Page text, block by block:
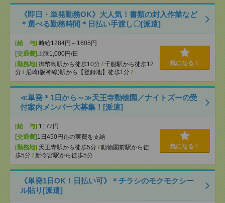
《即日・単発勤務OK》大人気！書類の封入作業など
＊選べる勤務時間＊日払い手渡し〇[派遣]
[給 与] 時給1284円～1605円
[交通費] 上限1,000円/日
[勤務地] 御幣島駅から徒歩10分 / 千船駅から徒歩12
分 / 尼崎(阪神線)駅から【登録地】徒歩1分 / …
気になる！
≪単発＊1日から～≫天王寺動物園／ナイトズーの受
付案内メンバー大募集！[派遣]
[給 与] 1177円
[交通費] 1日450円迄の実費を支給
[勤務地] 天王寺駅から徒歩5分 / 動物園前駅から徒
歩5分 / 新今宮駅から徒歩5分
気になる！
《単発1日OK！日払い可》＊チラシのモクモクシー
ル貼り[派遣]